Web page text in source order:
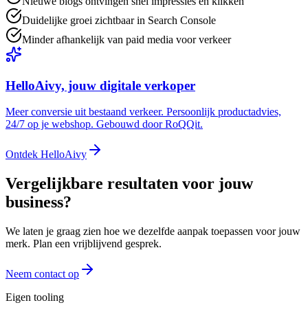
Duidelijke groei zichtbaar in Search Console
Minder afhankelijk van paid media voor verkeer
HelloAivy, jouw digitale verkoper
Meer conversie uit bestaand verkeer. Persoonlijk productadvies,
24/7 op je webshop. Gebouwd door RoQQit.
Ontdek HelloAivy
Vergelijkbare resultaten voor jouw
business?
We laten je graag zien hoe we dezelfde aanpak toepassen voor jouw
merk. Plan een vrijblijvend gesprek.
Neem contact op
Eigen tooling